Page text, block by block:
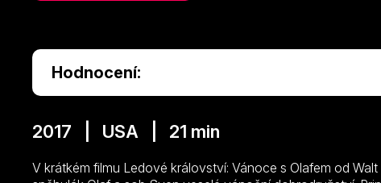
Hodnocení:
2017 | USA | 21 min
V krátkém filmu Ledové království: Vánoce s Olafem od